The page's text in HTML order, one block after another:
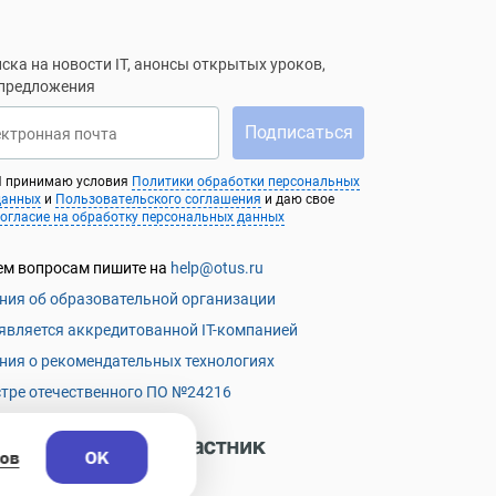
на новости IT, анонсы открытых уроков,
почта Подписаться
принимаю условия Политики обработки персональных
и Пользовательского соглашения и даю свое
на обработку персональных данных
вопросам пишите на help@otus.ru
об образовательной организации
аккредитованной IT-компанией
о рекомендательных технологиях
отечественного ПО №24216
OK